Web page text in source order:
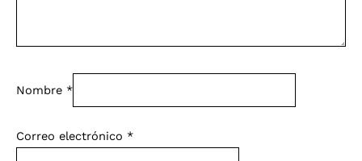
Nombre *
Correo electrónico *